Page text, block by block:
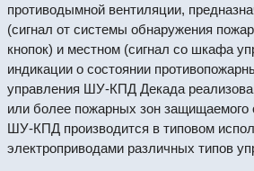
противодымной вентиляции,
(сигнал от системы обнаружения
кнопок) и местном (сигнал со шкафа
индикации о состоянии
управления ШУ-КПД Декада
или более пожарных зон защищаемого
ШУ-КПД производится в типовом
электроприводами различных типов